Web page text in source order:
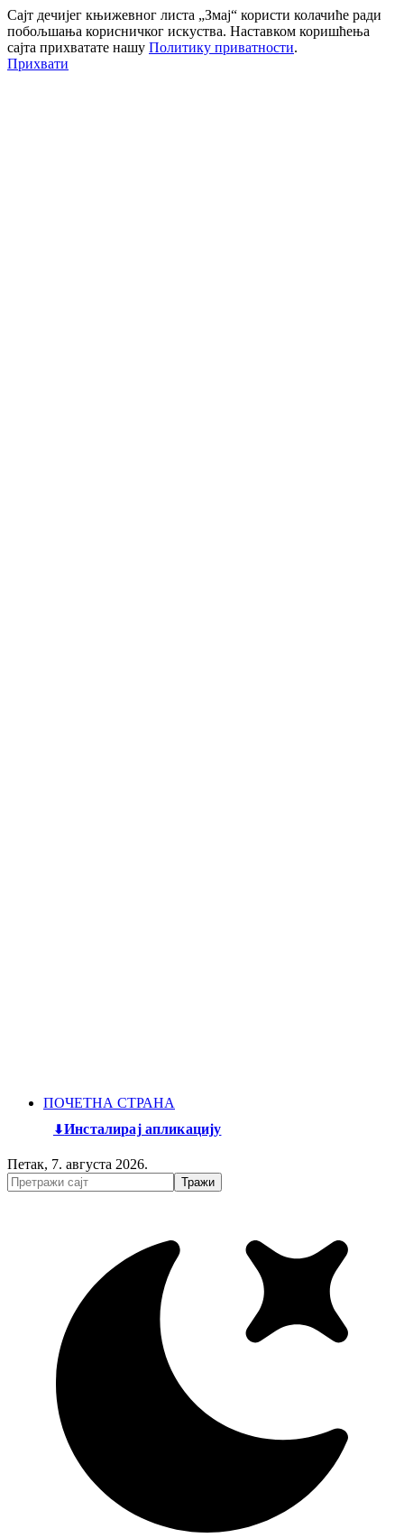
Сајт дечијег књижевног листа „Змај“ користи колачиће ради
побољшања корисничког искуства. Наставком коришћења
сајта прихватате нашу Политику приватности.
Прихвати
ПОЧЕТНА СТРАНА
Инсталирај апликацију
Петак, 7. августа 2026.